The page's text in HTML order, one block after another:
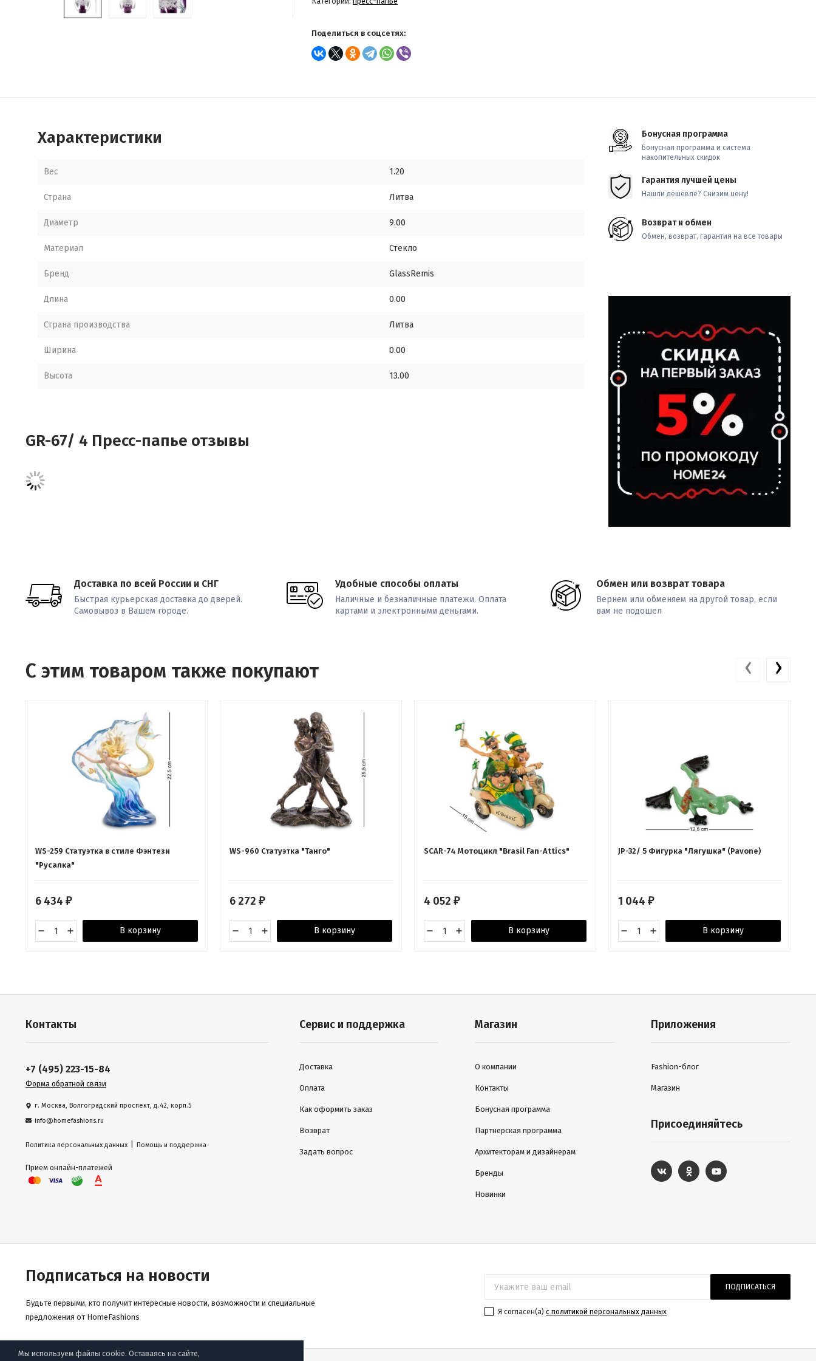
Поделиться в соцсетях:
Бонусная программа
Бонусная программа и система
накопительных скидок
Гарантия лучшей цены
Нашли дешевле? Снизим цену!
Возврат и обмен
Обмен, возврат, гарантия на все товары
Характеристики
Вес 1.20
Страна Литва
Диаметр 9.00
Материал Стекло
Бренд GlassRemis
Длина 0.00
Страна производства Литва
Ширина 0.00
Высота 13.00
GR-67/ 4 Пресс-папье отзывы
Доставка по всей России и СНГ
Быстрая курьерская доставка до дверей.
Самовывоз в Вашем городе.
Удобные способы оплаты
Наличные и безналичные платежи. Оплата
картами и электронными деньгами.
Обмен или возврат товара
Вернем или обменяем на другой товар, если
вам не подошел
С этим товаром также покупают
WS-259 Статуэтка в стиле Фэнтези
"Русалка"
6 434 ₽
В корзину
WS-960 Статуэтка "Танго"
6 272 ₽
В корзину
SCAR-74 Мотоцикл "Brasil Fan-Attics"
4 052 ₽
В корзину
JP-32/ 5 Фигурка "Лягушка" (Pavone)
1 044 ₽
В корзину
‹ ›
Контакты
+7 (495) 223-15-84
Форма обратной связи
г. Москва, Волгоградский проспект, д.42, корп.5
info@homefashions.ru
Политика персональных данных Помощь и поддержка
Прием онлайн-платежей
Сервис и поддержка
Доставка
Оплата
Как оформить заказ
Возврат
Задать вопрос
Магазин
О компании
Контакты
Бонусная программа
Партнерская программа
Архитекторам и дизайнерам
Бренды
Новинки
Приложения
Fashion-блог
Магазин
Присоединяйтесь
Подписаться на новости
Будьте первыми, кто получит интересные новости, возможности и специальные
предложения от HomeFashions
ПОДПИСАТЬСЯ
Я согласен(a) с политикой персональных данных
Мы используем файлы cookie. Оставаясь на сайте,